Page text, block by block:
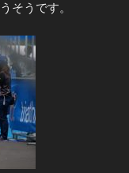
そうです。